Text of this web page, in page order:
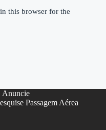
this browser for the
Anuncie
Passagem Aérea